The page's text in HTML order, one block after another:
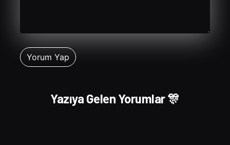
Yazıya Gelen Yorumlar 🎊